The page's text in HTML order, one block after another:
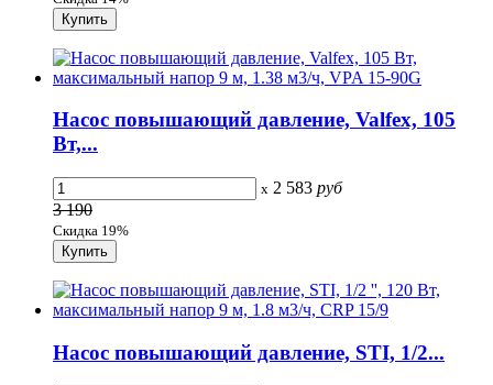
Насос повышающий давление, Valfex, 105
Вт,...
x 2 583 руб
3 190
Скидка 19%
Насос повышающий давление, STI, 1/2...